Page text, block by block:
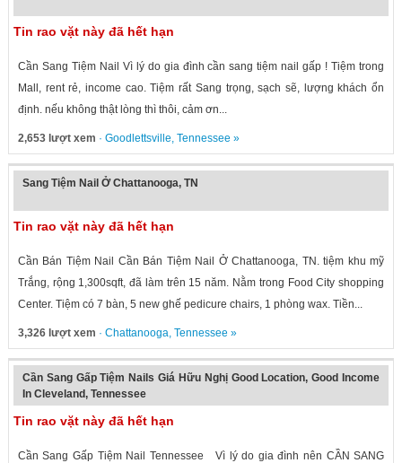
Tin rao vặt này đã hết hạn
Cần Sang Tiệm Nail Vì lý do gia đình cần sang tiệm nail gấp ! Tiệm trong
Mall, rent rẻ, income cao. Tiệm rất Sang trọng, sạch sẽ, lượng khách ổn
định. nếu không thật lòng thì thôi, cảm ơn...
2,653 lượt xem · Goodlettsville, Tennessee »
Sang Tiệm Nail Ở Chattanooga, TN
Tin rao vặt này đã hết hạn
Cần Bán Tiệm Nail Cần Bán Tiệm Nail Ở Chattanooga, TN. tiệm khu mỹ
Trắng, rộng 1,300sqft, đã làm trên 15 năm. Nằm trong Food City shopping
Center. Tiệm có 7 bàn, 5 new ghế pedicure chairs, 1 phòng wax. Tiền...
3,326 lượt xem · Chattanooga, Tennessee »
Cần Sang Gấp Tiệm Nails Giá Hữu Nghị Good Location, Good Income
In Cleveland, Tennessee
Tin rao vặt này đã hết hạn
Cần Sang Gấp Tiệm Nail Tennessee Vì lý do gia đình nên CẦN SANG